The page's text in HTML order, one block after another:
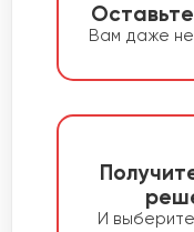
Вам даже
И